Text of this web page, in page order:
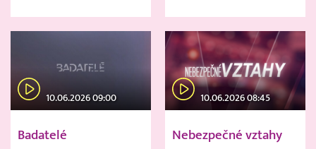
10.06.2026 09:00
Badatelé
10.06.2026 08:45
Nebezpečné vztahy